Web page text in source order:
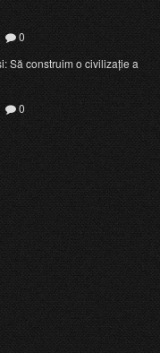
0
Să construim o civilizație a
0